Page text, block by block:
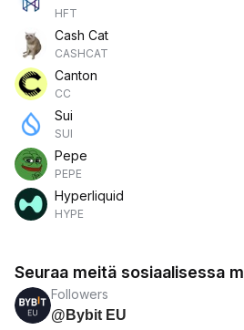
HFT
Cash Cat
CASHCAT
Canton
CC
Sui
SUI
Pepe
PEPE
Hyperliquid
HYPE
Seuraa meitä sosiaalisessa
Followers
@Bybit EU